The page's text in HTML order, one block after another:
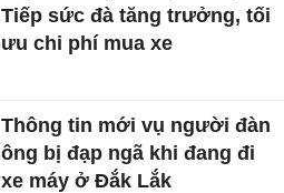
Tiếp sức đà tăng trưởng, tối
ưu chi phí mua xe
Thông tin mới vụ người đàn
ông bị đạp ngã khi đang đi
xe máy ở Đắk Lắk